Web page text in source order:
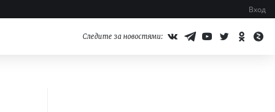
Вход
Следите за новостями: